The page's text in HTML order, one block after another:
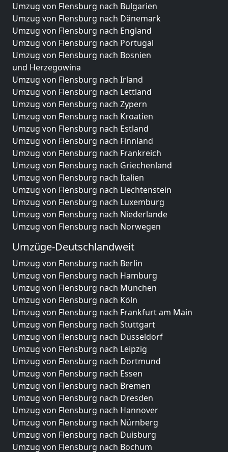
Umzug von Flensburg nach Bulgarien
Umzug von Flensburg nach Dänemark
Umzug von Flensburg nach England
Umzug von Flensburg nach Portugal
Umzug von Flensburg nach Bosnien
und Herzegowina
Umzug von Flensburg nach Irland
Umzug von Flensburg nach Lettland
Umzug von Flensburg nach Zypern
Umzug von Flensburg nach Kroatien
Umzug von Flensburg nach Estland
Umzug von Flensburg nach Finnland
Umzug von Flensburg nach Frankreich
Umzug von Flensburg nach Griechenland
Umzug von Flensburg nach Italien
Umzug von Flensburg nach Liechtenstein
Umzug von Flensburg nach Luxemburg
Umzug von Flensburg nach Niederlande
Umzug von Flensburg nach Norwegen
Umzüge-Deutschlandweit
Umzug von Flensburg nach Berlin
Umzug von Flensburg nach Hamburg
Umzug von Flensburg nach München
Umzug von Flensburg nach Köln
Umzug von Flensburg nach Frankfurt am Main
Umzug von Flensburg nach Stuttgart
Umzug von Flensburg nach Düsseldorf
Umzug von Flensburg nach Leipzig
Umzug von Flensburg nach Dortmund
Umzug von Flensburg nach Essen
Umzug von Flensburg nach Bremen
Umzug von Flensburg nach Dresden
Umzug von Flensburg nach Hannover
Umzug von Flensburg nach Nürnberg
Umzug von Flensburg nach Duisburg
Umzug von Flensburg nach Bochum